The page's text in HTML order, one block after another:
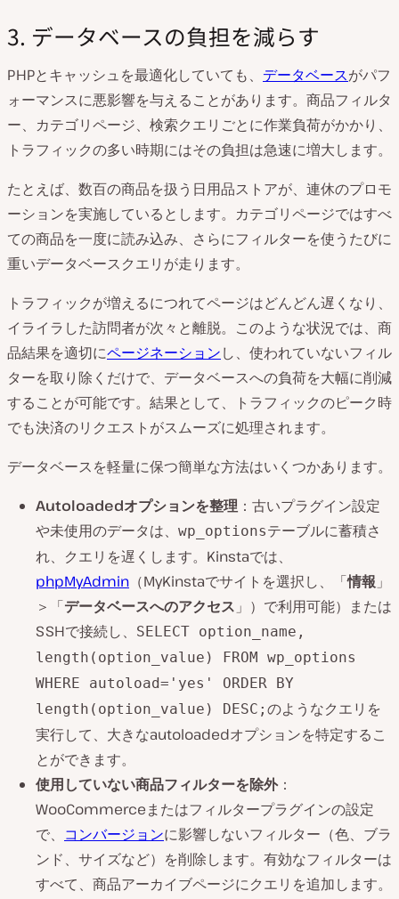
3. データベースの負担を減らす
PHPとキャッシュを最適化していても、 データベースがパフ
ォーマンスに悪影響を与えることがあります。商品フィルタ
ー、カテゴリページ、検索クエリごとに作業負荷がかかり、
トラフィックの多い時期にはその負担は急速に増大します。
たとえば、数百の商品を扱う日用品ストアが、連休のプロモ
ーションを実施しているとします。カテゴリページではすべ
ての商品を一度に読み込み、さらにフィルターを使うたびに
重いデータベースクエリが走ります。
トラフィックが増えるにつれてページはどんどん遅くなり、
イライラした訪問者が次々と離脱。このような状況では、商
品結果を適切にページネーションし、使われていないフィル
ターを取り除くだけで、データベースへの負荷を大幅に削減
することが可能です。結果として、トラフィックのピーク時
でも決済のリクエストがスムーズに処理されます。
データベースを軽量に保つ簡単な方法はいくつかあります。
Autoloadedオプションを整理 ：古いプラグイン設定
や未使用のデータは、 wp_optionsテーブルに蓄積さ
れ、クエリを遅くします。Kinstaでは、
phpMyAdmin （MyKinstaでサイトを選択し、「情報 」
＞「データベースへのアクセス 」）で利用可能）または
SSHで接続し、
SELECT option_name,
length(option_value) FROM wp_options
WHERE autoload='yes' ORDER BY
length(option_value) DESC; のようなクエリを
実行して、大きなautoloadedオプションを特定するこ
とができます。
使用していない商品フィルターを除外：
WooCommerceまたはフィルタープラグインの設定
で、 コンバージョンに影響しないフィルター（色、ブラ
ンド、サイズなど）を削除します。有効なフィルターは
すべて、商品アーカイブページにクエリを追加します。